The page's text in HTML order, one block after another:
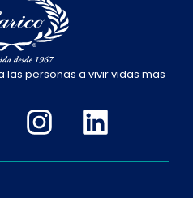
las personas a vivir vidas mas